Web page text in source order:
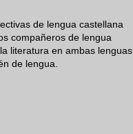
de lengua castellana
compañeros de lengua
literatura en ambas lenguas
de lengua.